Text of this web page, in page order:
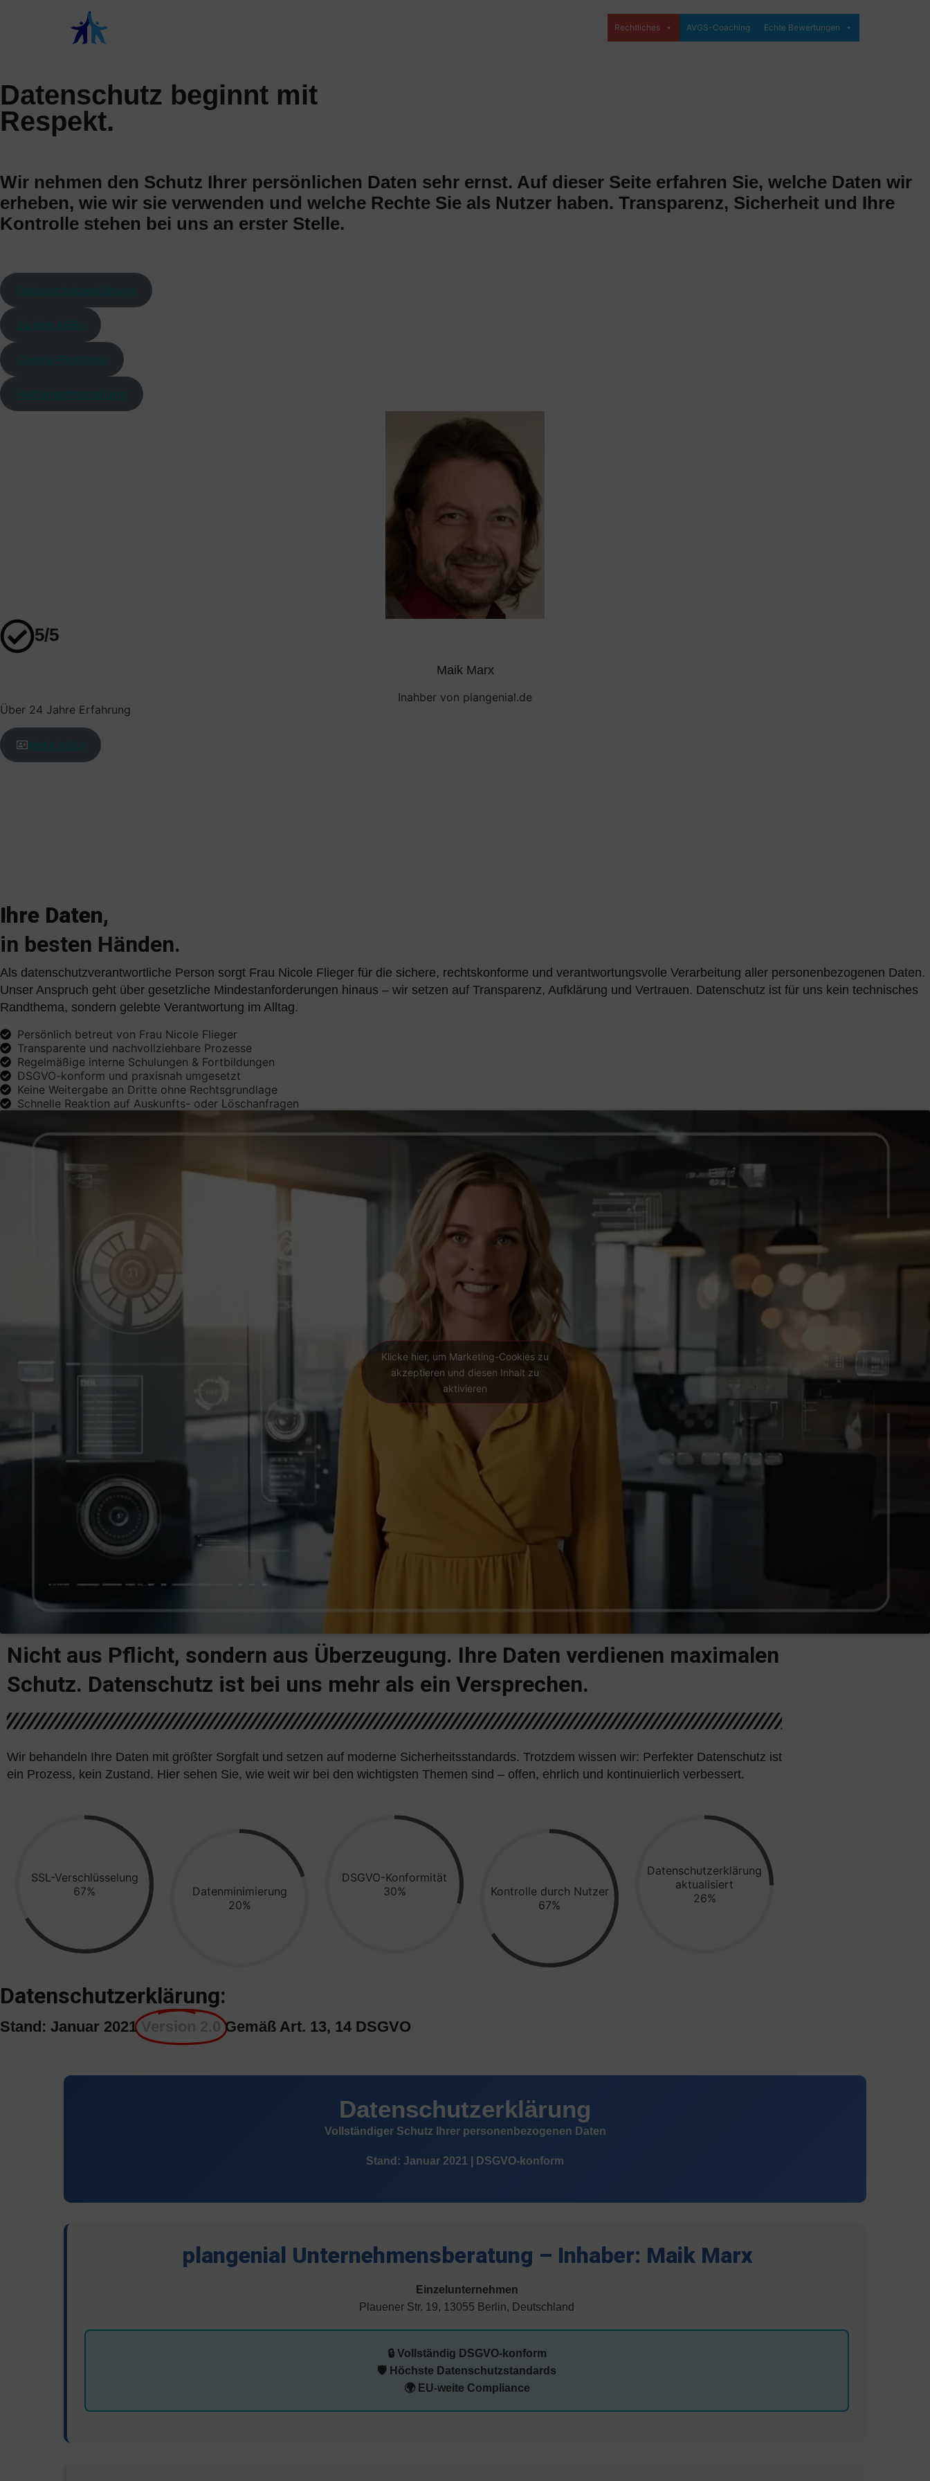
Rechtliches AVGS-Coaching Echte Bewertungen
Datenschutz beginnt mit
Respekt.
Wir nehmen den Schutz Ihrer persönlichen Daten sehr ernst. Auf dieser Seite erfahren Sie, welche Daten wir
erheben, wie wir sie verwenden und welche Rechte Sie als Nutzer haben. Transparenz, Sicherheit und Ihre
Kontrolle stehen bei uns an erster Stelle.
Datenschutzerklärung
Zu den AGBs
Cookie-Richtlinie
Haftungsfreistellung
5/5
Maik Marx
Inahber von plangenial.de
Über 24 Jahre Erfahrung
Mehr Infos
Ihre Daten,
in besten Händen.
Als datenschutzverantwortliche Person sorgt Frau Nicole Flieger für die sichere, rechtskonforme und verantwortungsvolle Verarbeitung aller personenbezogenen Daten.
Unser Anspruch geht über gesetzliche Mindestanforderungen hinaus – wir setzen auf Transparenz, Aufklärung und Vertrauen. Datenschutz ist für uns kein technisches
Randthema, sondern gelebte Verantwortung im Alltag.
Persönlich betreut von Frau Nicole Flieger
Transparente und nachvollziehbare Prozesse
Regelmäßige interne Schulungen & Fortbildungen
DSGVO-konform und praxisnah umgesetzt
Keine Weitergabe an Dritte ohne Rechtsgrundlage
Schnelle Reaktion auf Auskunfts- oder Löschanfragen
Klicke hier, um Marketing-Cookies zu
akzeptieren und diesen Inhalt zu
aktivieren
Nicht aus Pflicht, sondern aus Überzeugung. Ihre Daten verdienen maximalen
Schutz. Datenschutz ist bei uns mehr als ein Versprechen.
Wir behandeln Ihre Daten mit größter Sorgfalt und setzen auf moderne Sicherheitsstandards. Trotzdem wissen wir: Perfekter Datenschutz ist
ein Prozess, kein Zustand. Hier sehen Sie, wie weit wir bei den wichtigsten Themen sind – offen, ehrlich und kontinuierlich verbessert.
SSL-Verschlüsselung
99%
Datenminimierung
30%
DSGVO-Konformität
44%
Kontrolle durch Nutzer
98%
Datenschutzerklärung
aktualisiert
38%
Datenschutzerklärung:
Stand: Januar 2021Version 2.0 Gemäß Art. 13, 14 DSGVO
Datenschutzerklärung
Vollständiger Schutz Ihrer personenbezogenen Daten
Stand: Januar 2021 | DSGVO-konform
plangenial Unternehmensberatung – Inhaber: Maik Marx
Einzelunternehmen
Plauener Str. 19, 13055 Berlin, Deutschland
🔒 Vollständig DSGVO-konform
🛡️ Höchste Datenschutzstandards
🌍 EU-weite Compliance